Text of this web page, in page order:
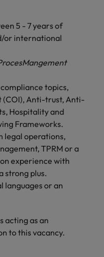
5 - 7 years of
or international
topics,
(COI), Anti-trust, Anti-
Hospitality and
Frameworks.
legal operations,
TPRM or a
experience with
strong plus.
languages or an
acting as an
to this vacancy.